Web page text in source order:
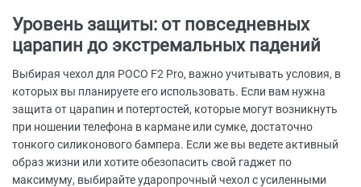
Уровень защиты: от повседневных
царапин до экстремальных падений
Выбирая чехол для POCO F2 Pro, важно учитывать условия, в
которых вы планируете его использовать. Если вам нужна
защита от царапин и потертостей, которые могут возникнуть
при ношении телефона в кармане или сумке, достаточно
тонкого силиконового бампера. Если же вы ведете активный
образ жизни или хотите обезопасить свой гаджет по
максимуму, выбирайте ударопрочный чехол с усиленными